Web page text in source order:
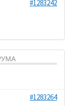
#1283242
#1283264